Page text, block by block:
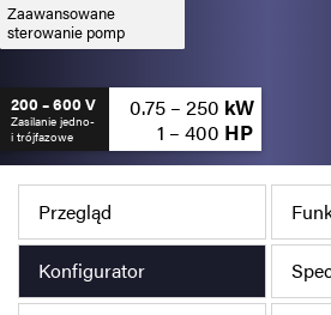
Zaawansowane
sterowanie pomp
200 – 600 V
Zasilanie jedno-
i trójfazowe
0.75 – 250 kW
1 – 400 HP
Przegląd
Konfigurator